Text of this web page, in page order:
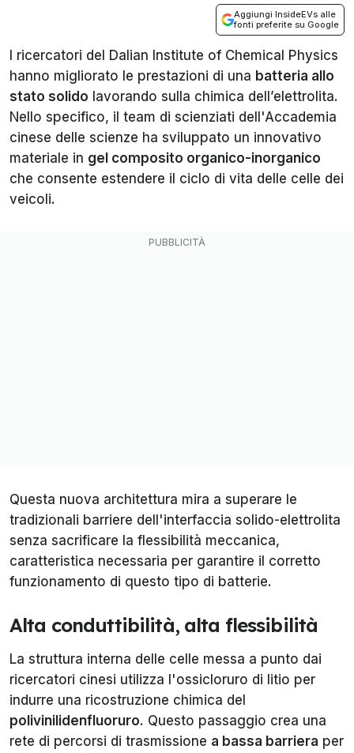
Aggiungi InsideEVs alle
fonti preferite su Google
I ricercatori del Dalian Institute of Chemical Physics
hanno migliorato le prestazioni di una batteria allo
stato solido lavorando sulla chimica dell’elettrolita.
Nello specifico, il team di scienziati dell'Accademia
cinese delle scienze ha sviluppato un innovativo
materiale in gel composito organico-inorganico
che consente estendere il ciclo di vita delle celle dei
veicoli.
Questa nuova architettura mira a superare le
tradizionali barriere dell'interfaccia solido-elettrolita
senza sacrificare la flessibilità meccanica,
caratteristica necessaria per garantire il corretto
funzionamento di questo tipo di batterie.
Alta conduttibilità, alta flessibilità
La struttura interna delle celle messa a punto dai
ricercatori cinesi utilizza l'ossicloruro di litio per
indurre una ricostruzione chimica del
polivinilidenfluoruro. Questo passaggio crea una
rete di percorsi di trasmissione a bassa barriera per